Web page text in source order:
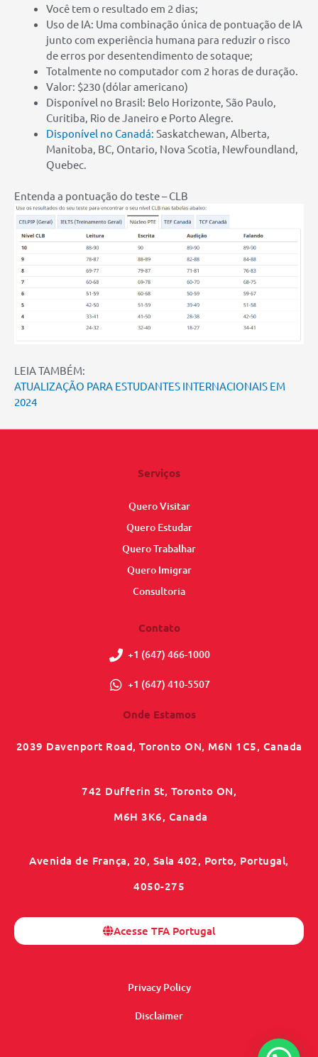
Você tem o resultado em 2 dias;
Uso de IA: Uma combinação única de pontuação de IA
junto com experiência humana para reduzir o risco
de erros por desentendimento de sotaque;
Totalmente no computador com 2 horas de duração.
Valor: $230 (dólar americano)
Disponível no Brasil: Belo Horizonte, São Paulo,
Curitiba, Rio de Janeiro e Porto Alegre.
Disponível no Canadá: Saskatchewan, Alberta,
Manitoba, BC, Ontario, Nova Scotia, Newfoundland,
Quebec.
Entenda a pontuação do teste – CLB
LEIA TAMBÉM:
ATUALIZAÇÃO PARA ESTUDANTES INTERNACIONAIS EM
2024
Serviços
Quero Visitar
Quero Estudar
Quero Trabalhar
Quero Imigrar
Consultoria
Contato
+1 (647) 466-1000
+1 (647) 410-5507
Onde Estamos
2039 Davenport Road, Toronto ON, M6N 1C5, Canada
742 Dufferin St, Toronto ON,
M6H 3K6, Canada
Avenida de França, 20, Sala 402, Porto, Portugal,
4050-275
Acesse TFA Portugal
Privacy Policy
Disclaimer